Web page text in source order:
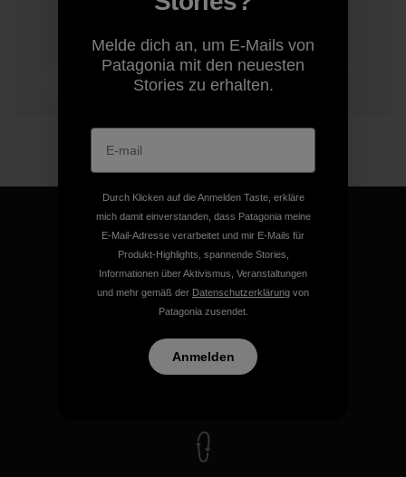
3 Min.
Für all unsere Produkte gilt
unsere kompromisslose
Kompromisslose Garantie
Melde dich an, um E-Mails von
Patagonia mit den neuesten
Stories zu erhalten.
Durch Klicken auf die Anmelden Taste, erkläre
mich damit einverstanden, dass Patagonia meine
E-Mail-Adresse verarbeitet und mir E-Mails für
Produkt-Highlights, spannende Stories,
Informationen über Aktivismus, Veranstaltungen
und mehr gemäß der Datenschutzerklärung von
Patagonia zusendet.
Anmelden